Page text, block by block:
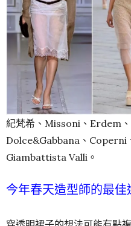
紀梵希、Missoni、Erdem、
Dolce&Gabbana、
Giambattista Valli。
今年春天造型師的最